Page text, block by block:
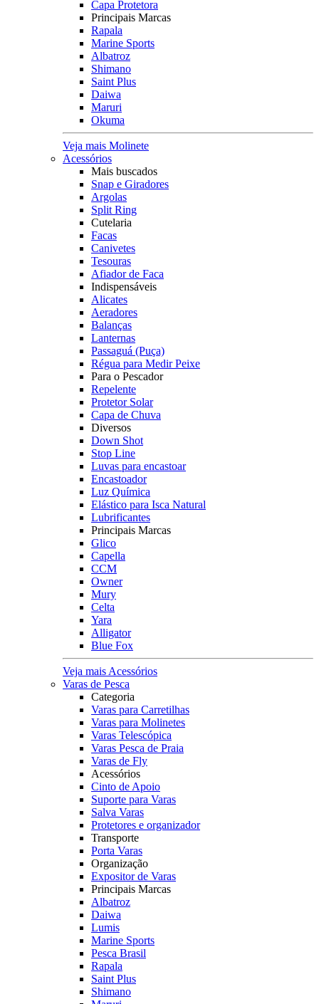
Capa Protetora
Principais Marcas
Rapala
Marine Sports
Albatroz
Shimano
Saint Plus
Daiwa
Maruri
Okuma
Veja mais Molinete
Acessórios
Mais buscados
Snap e Giradores
Argolas
Split Ring
Cutelaria
Facas
Canivetes
Tesouras
Afiador de Faca
Indispensáveis
Alicates
Aeradores
Balanças
Lanternas
Passaguá (Puça)
Régua para Medir Peixe
Para o Pescador
Repelente
Protetor Solar
Capa de Chuva
Diversos
Down Shot
Stop Line
Luvas para encastoar
Encastoador
Luz Química
Elástico para Isca Natural
Lubrificantes
Principais Marcas
Glico
Capella
CCM
Owner
Mury
Celta
Yara
Alligator
Blue Fox
Veja mais Acessórios
Varas de Pesca
Categoria
Varas para Carretilhas
Varas para Molinetes
Varas Telescópica
Varas Pesca de Praia
Varas de Fly
Acessórios
Cinto de Apoio
Suporte para Varas
Salva Varas
Protetores e organizador
Transporte
Porta Varas
Organização
Expositor de Varas
Principais Marcas
Albatroz
Daiwa
Lumis
Marine Sports
Pesca Brasil
Rapala
Saint Plus
Shimano